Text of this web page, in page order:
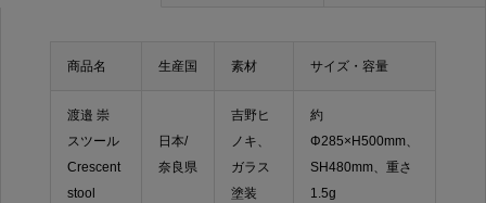
商品名 生産国 素材 サイズ・容量
渡邉 崇
スツール
Crescent
stool
日本/
奈良県
吉野ヒ
ノキ、
ガラス
塗装
約
Φ285×H500mm、
SH480mm、重さ
1.5g